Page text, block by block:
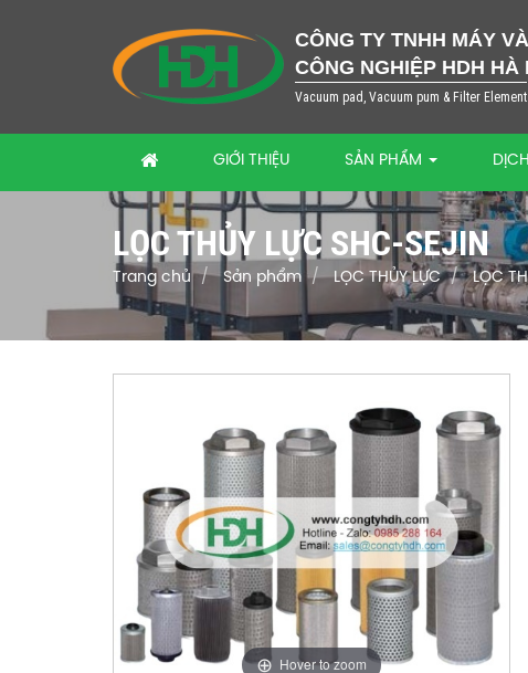
CÔNG TY TNHH MÁY
CÔNG NGHIỆP HDH HÀ
Vacuum pad, Vacuum pum & Filter Element
GIỚI THIỆU SẢN PHẨM
LỌC THỦY LỰC SHC-SEJIN
Trang chủ Sản phẩm LỌC THỦY LỰC LỌC
Hover to zoom